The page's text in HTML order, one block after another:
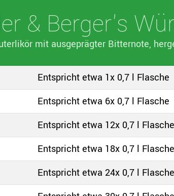
& Berger's
mit ausgeprägter Bitternote,
Entspricht etwa 1x 0,7 l Flasche
Entspricht etwa 6x 0,7 l Flasche
Entspricht etwa 12x 0,7 l Flasche
Entspricht etwa 18x 0,7 l Flasche
Entspricht etwa 24x 0,7 l Flasche